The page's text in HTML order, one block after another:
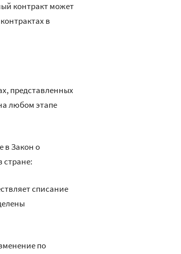
контракт может
в
представленных
любом этапе
в Закон о
стране:
списание
по